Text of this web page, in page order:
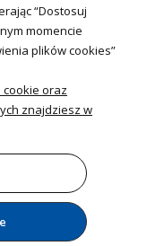
“Dostosuj
momencie
plików cookies”
cookie oraz
znajdziesz w